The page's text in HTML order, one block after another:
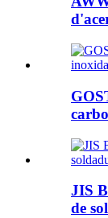
JIS
de